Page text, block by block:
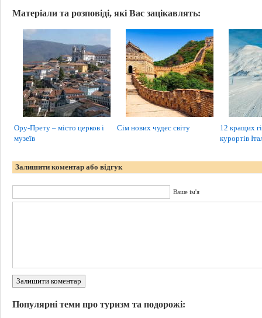
Матеріали та розповіді, які Вас зацікавлять:
Ору-Прету – місто церков і
музеїв
Сім нових чудес світу
12 кращих
курортів
Залишити коментар або відгук
Ваше ім'я
Залишити коментар
Популярні теми про туризм та подорожі: